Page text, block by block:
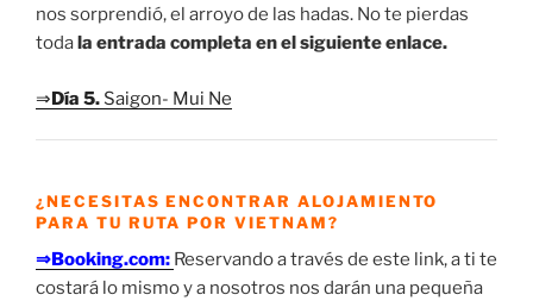
nos sorprendió, el arroyo de las hadas. No te pierdas
toda la entrada completa en el siguiente enlace.
⇒Día 5. Saigon- Mui Ne
¿NECESITAS ENCONTRAR ALOJAMIENTO
PARA TU RUTA POR VIETNAM?
⇒Booking.com: Reservando a través de este link, a ti te
costará lo mismo y a nosotros nos darán una pequeña